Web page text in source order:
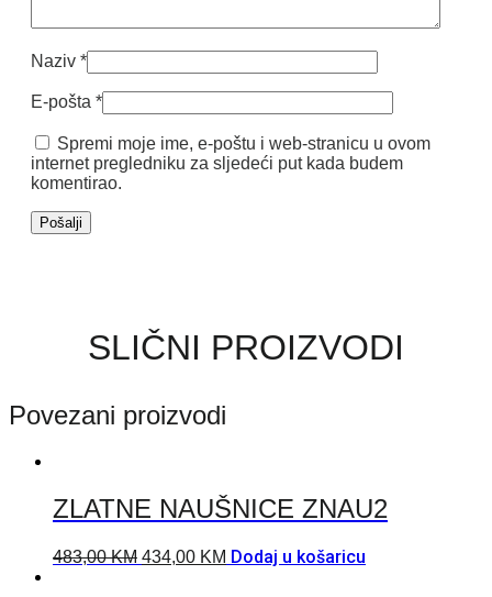
Naziv *
E-pošta *
Spremi moje ime, e-poštu i web-stranicu u ovom
internet pregledniku za sljedeći put kada budem
komentirao.
SLIČNI PROIZVODI
Povezani proizvodi
ZLATNE NAUŠNICE ZNAU2
483,00KM 434,00 KM Dodaj u košaricu